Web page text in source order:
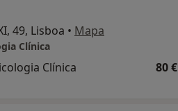
49, Lisboa • Mapa
Clínica
Clínica 80 €